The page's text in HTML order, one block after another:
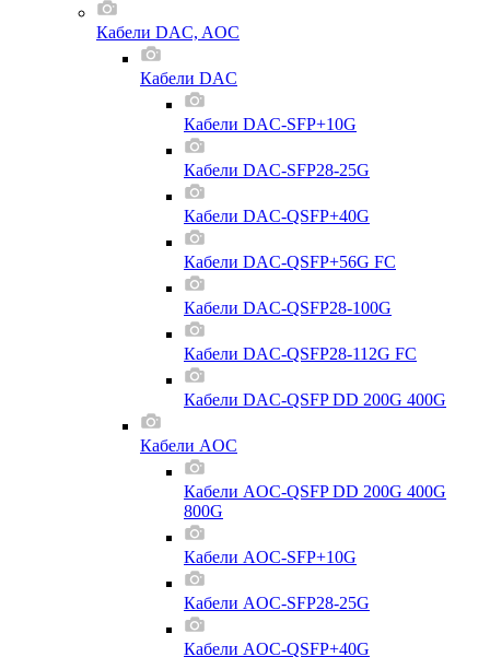
Кабели DAC, AOC
Кабели DAC
Кабели DAC-SFP+10G
Кабели DAC-SFP28-25G
Кабели DAC-QSFP+40G
Кабели DAC-QSFP+56G FC
Кабели DAC-QSFP28-100G
Кабели DAC-QSFP28-112G FC
Кабели DAC-QSFP DD 200G 400G
Кабели AOC
Кабели AOC-QSFP DD 200G 400G
800G
Кабели AOC-SFP+10G
Кабели AOC-SFP28-25G
Кабели AOC-QSFP+40G